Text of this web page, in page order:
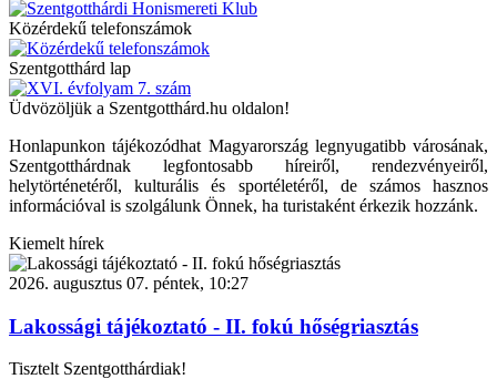
Közérdekű telefonszámok
Szentgotthárd lap
Üdvözöljük a Szentgotthárd.hu oldalon!
Honlapunkon tájékozódhat Magyarország legnyugatibb városának,
Szentgotthárdnak legfontosabb híreiről, rendezvényeiről,
helytörténetéről, kulturális és sportéletéről, de számos hasznos
információval is szolgálunk Önnek, ha turistaként érkezik hozzánk.
Kiemelt hírek
2026. augusztus 07. péntek, 10:27
Lakossági tájékoztató - II. fokú hőségriasztás
Tisztelt Szentgotthárdiak!